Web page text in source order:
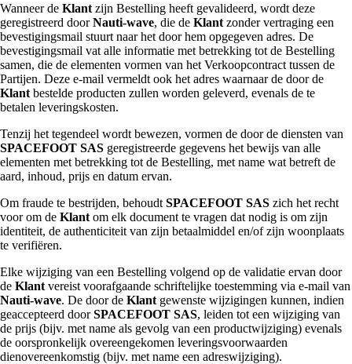
Wanneer de Klant zijn Bestelling heeft gevalideerd, wordt deze
geregistreerd doorNauti-wave, die de Klant zonder vertraging een
bevestigingsmail stuurt naar het door hem opgegeven adres. De
bevestigingsmail vat alle informatie met betrekking tot de Bestelling
samen, die de elementen vormen van het Verkoopcontract tussen de
Partijen. Deze e-mail vermeldt ook het adres waarnaar de door de
Klant bestelde producten zullen worden geleverd, evenals de te
betalen leveringskosten.
Tenzij het tegendeel wordt bewezen, vormen de door de diensten van
SPACEFOOT SAS geregistreerde gegevens het bewijs van alle
elementen met betrekking tot de Bestelling, met name wat betreft de
aard, inhoud, prijs en datum ervan.
Om fraude te bestrijden, behoudt SPACEFOOT SAS zich het recht
voor om de Klant om elk document te vragen dat nodig is om zijn
identiteit, de authenticiteit van zijn betaalmiddel en/of zijn woonplaats
te verifiëren.
Elke wijziging van een Bestelling volgend op de validatie ervan door
de Klant vereist voorafgaande schriftelijke toestemming via e-mail van
Nauti-wave. De door de Klant gewenste wijzigingen kunnen, indien
geaccepteerd doorSPACEFOOT SAS, leiden tot een wijziging van
de prijs (bijv. met name als gevolg van een productwijziging) evenals
de oorspronkelijk overeengekomen leveringsvoorwaarden
dienovereenkomstig (bijv. met name een adreswijziging).